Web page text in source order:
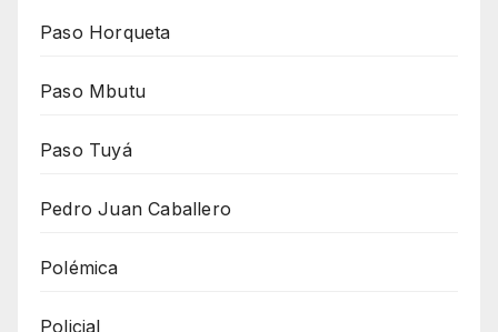
Paso Horqueta
Paso Mbutu
Paso Tuyá
Pedro Juan Caballero
Polémica
Policial